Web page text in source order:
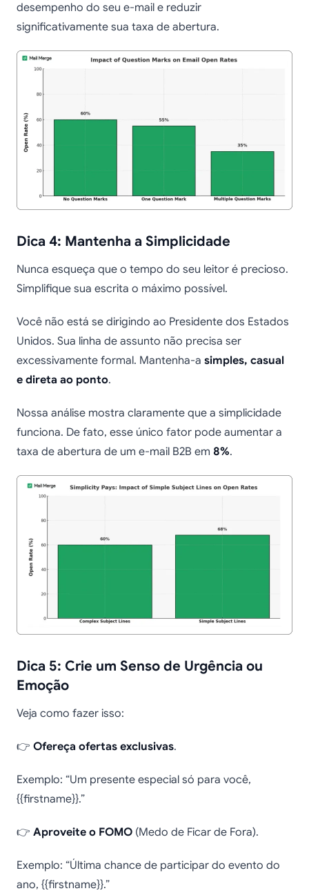
desempenho do seu e-mail e reduzir
significativamente sua taxa de abertura.
Dica 4: Mantenha a Simplicidade
Nunca esqueça que o tempo do seu leitor é precioso.
Simplifique sua escrita o máximo possível.
Você não está se dirigindo ao Presidente dos Estados
Unidos. Sua linha de assunto não precisa ser
excessivamente formal. Mantenha-a simples, casual
e direta ao ponto.
Nossa análise mostra claramente que a simplicidade
funciona. De fato, esse único fator pode aumentar a
taxa de abertura de um e-mail B2B em 8%.
Dica 5: Crie um Senso de Urgência ou
Emoção
Veja como fazer isso:
👉 Ofereça ofertas exclusivas.
Exemplo: “Um presente especial só para você,
{{firstname}}.”
👉 Aproveite o FOMO (Medo de Ficar de Fora).
Exemplo: “Última chance de participar do evento do
ano, {{firstname}}.”